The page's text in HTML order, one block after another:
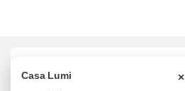
Casa Lumi ×